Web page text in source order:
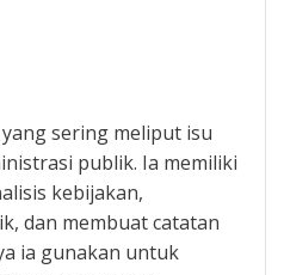
sering meliput isu
publik. Ia memiliki
kebijakan,
dan membuat catatan
ia gunakan untuk